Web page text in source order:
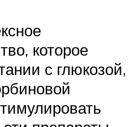
которое
с глюкозой,